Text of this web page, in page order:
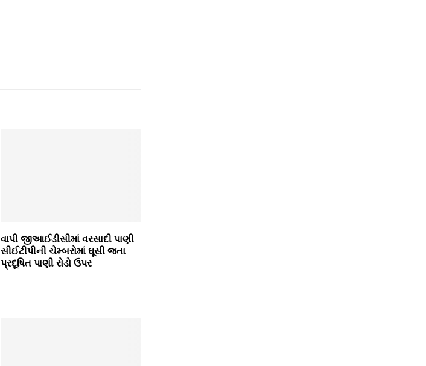
વાપી જીઆઈડીસીમાં વરસાદી પાણી
સીઈટીપીની ચેમ્‍બરોમાં ઘૂસી જતા
પ્રદૂષિત પાણી રોડો ઉપર